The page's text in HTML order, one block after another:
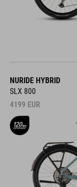
NURIDE HYBRID
SLX 800
4199 EUR